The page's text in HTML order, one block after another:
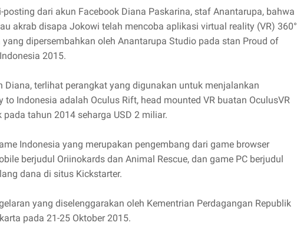
posting dari akun Facebook Diana Paskarina, staf Anantarupa, bahwa
akrab disapa Jokowi telah mencoba aplikasi virtual reality (VR) 360°
dipersembahkan oleh Anantarupa Studio pada stan Proud of
2015.
terlihat perangkat yang digunakan untuk menjalankan
to Indonesia adalah Oculus Rift, head mounted VR buatan OculusVR
tahun 2014 seharga USD 2 miliar.
Indonesia yang merupakan pengembang dari game browser
berjudul Oriinokards dan Animal Rescue, dan game PC berjudul
dana di situs Kickstarter.
yang diselenggarakan oleh Kementrian Perdagangan Republik
pada 21-25 Oktober 2015.